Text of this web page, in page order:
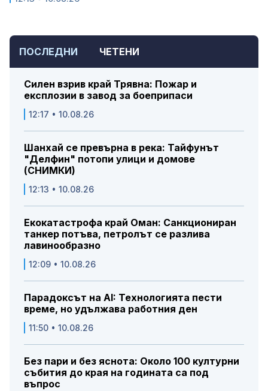
ПОСЛЕДНИ ЧЕТЕНИ
Силен взрив край Трявна: Пожар и
експлозии в завод за боеприпаси
12:17 • 10.08.26
Шанхай се превърна в река: Тайфунът
"Делфин" потопи улици и домове
(СНИМКИ)
12:13 • 10.08.26
Екокатастрофа край Оман: Санкциониран
танкер потъва, петролът се разлива
лавинообразно
12:09 • 10.08.26
Парадоксът на AI: Технологията пести
време, но удължава работния ден
11:50 • 10.08.26
Без пари и без яснота: Около 100 културни
събития до края на годината са под
въпрос